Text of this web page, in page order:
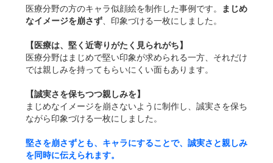
医療分野の方のキャラ似顔絵を制作した事例です。
まじめ
なイメージを崩さず 、印象づける一枚にしました。
【医療は、堅く近寄りがたく見られがち】
医療分野はまじめで堅い印象が求められる一方、それだけ
では親しみを持ってもらいにくい面もあります。
【誠実さを保ちつつ親しみを】
まじめなイメージを崩さないように制作し、誠実さを保ち
ながら印象づける一枚にしました。
堅さを崩さずとも、キャラにすることで、誠実さと親しみ
を同時に伝えられます。